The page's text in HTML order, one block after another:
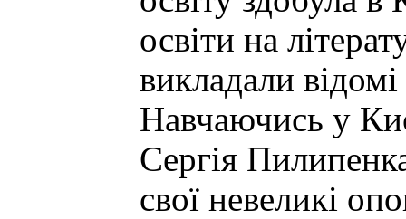
освіти на
викладали
Навчаючись у
Сергія
свої невеликі